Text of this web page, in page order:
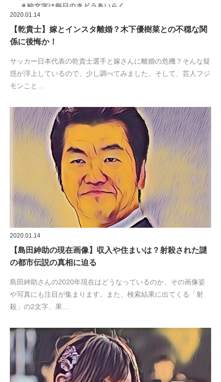
2020.01.14
【乾貴士】嫁とインスタ離婚？木下優樹菜との不穏な関
係に後悔か！
サッカー日本代表の乾貴士選手と嫁さんに離婚の危機？そんな疑
惑が浮上しているので、少し調べてみました。そして、芸人フジ
モンこと…
2020.01.14
【島田紳助の現在画像】収入や住まいは？射殺された謎
の都市伝説の真相に迫る
島田紳助さんの2020年現在はどうなっているのか、その画像姿
や写真にも注目が集まります。また、検索結果に出てくる「射
殺」の2文字、果…